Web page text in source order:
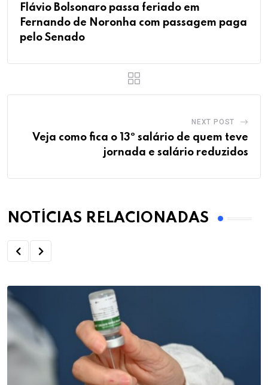
Flávio Bolsonaro passa feriado em
Fernando de Noronha com passagem paga
pelo Senado
NEXT POST
Veja como fica o 13º salário de quem teve
jornada e salário reduzidos
NOTÍCIAS RELACIONADAS